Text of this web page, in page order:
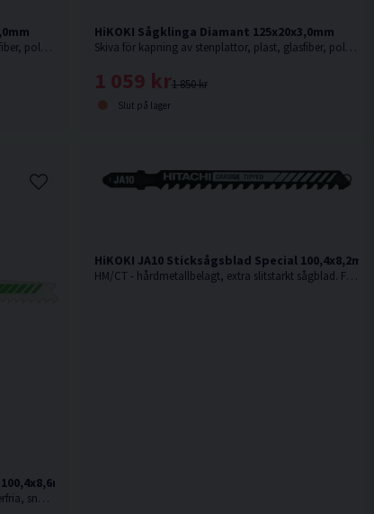
Skiva för kapning av stenplattor, plast, glasfiber, polyesterbaserade produkter, glasfiberarmerad polyester, etc.
HiKOKI Sågklinga Diamant 125x20x3,0mm
Skiva för kapning av stenplattor, plast, glasfiber, polyesterbaserade produkter, glasfiberarmerad polyester, etc.
1 850 kr
1 059 kr
Slut på lager
(10-20TPI) 5st
Av fullhärdat snabbstål. För fina, raka splitterfria, snabba, medelgrova till grova snitt i hårdare material som trä med spik, metall, aluminium och i
HiKOKI JA10 Sticksågsblad Special
HM/CT - hårdmetallbelagt, extra slitstarkt sågblad. För sträva material som glasfiberarmerad plast, keramik, kakel, skifferplattor och glas